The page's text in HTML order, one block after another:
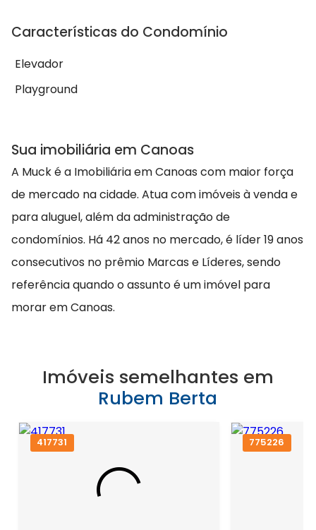
Características do Condomínio
Elevador
Playground
Sua imobiliária em Canoas
A Muck é a Imobiliária em Canoas com maior força
de mercado na cidade. Atua com imóveis à venda e
para aluguel, além da administração de
condomínios. Há 42 anos no mercado, é líder 19 anos
consecutivos no prêmio Marcas e Líderes, sendo
referência quando o assunto é um imóvel para
morar em Canoas.
Imóveis semelhantes em
Rubem Berta
417731 775226